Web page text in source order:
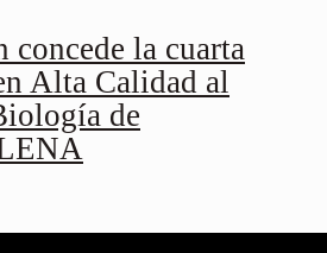
la cuarta
Alta Calidad al
de